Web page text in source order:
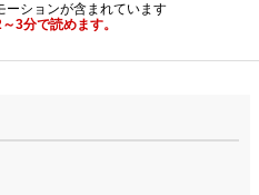
ーションが含まれています
3分で読めます。